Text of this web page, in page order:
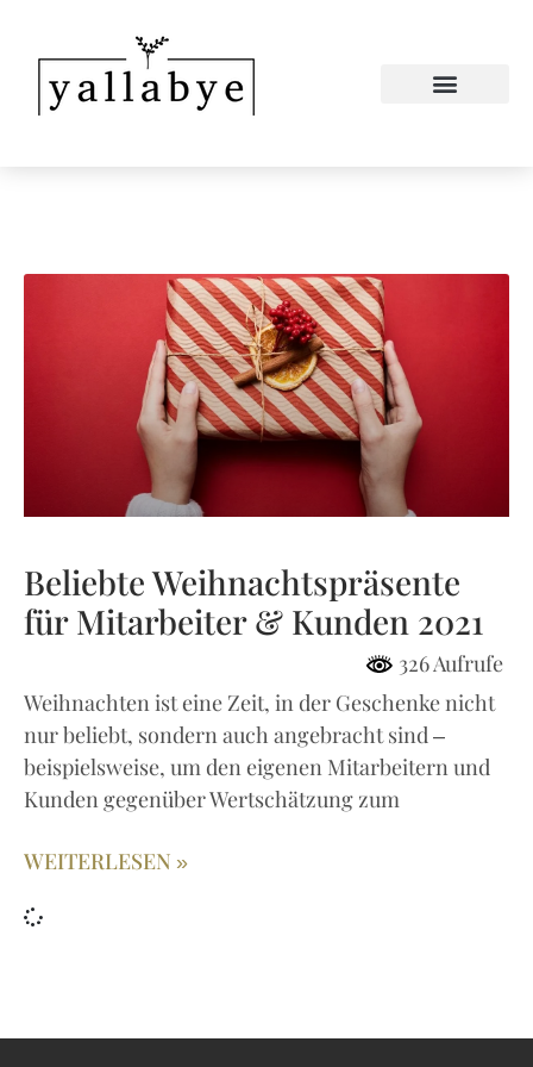
Beliebte Weihnachtspräsente
für Mitarbeiter & Kunden 2021
326 Aufrufe
Weihnachten ist eine Zeit, in der Geschenke nicht
nur beliebt, sondern auch angebracht sind –
beispielsweise, um den eigenen Mitarbeitern und
Kunden gegenüber Wertschätzung zum
WEITERLESEN »